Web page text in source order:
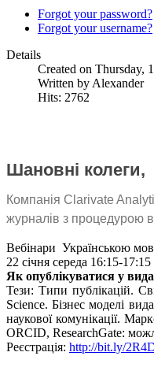
Forgot your password?
Forgot your username?
Details
Created on Thursday,
Written by Alexander
Hits: 2762
Шановні колеги,
Компанія Clarivate
журналів з процедурою
Вебінари Українською
22 січня середа 16:15-17:15
Як опублікуватися у
Тези: Типи публікацій.
Science. Бізнес моделі
наукової комунікації.
ORCID, ResearchGate:
Реєстрація: http://bit.ly/